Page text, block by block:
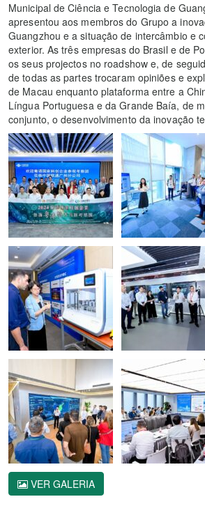
Municipal de Ciência e Tecnologia de
apresentou aos membros do Grupo a
Guangzhou e a situação de intercâmbio e
exterior. As três empresas do Brasil e de
os seus projectos no roadshow e, de
de todas as partes trocaram opiniões e
de Macau enquanto plataforma entre a
Língua Portuguesa e da Grande Baía, de
conjunto, o desenvolvimento da inovação
VER GALERIA